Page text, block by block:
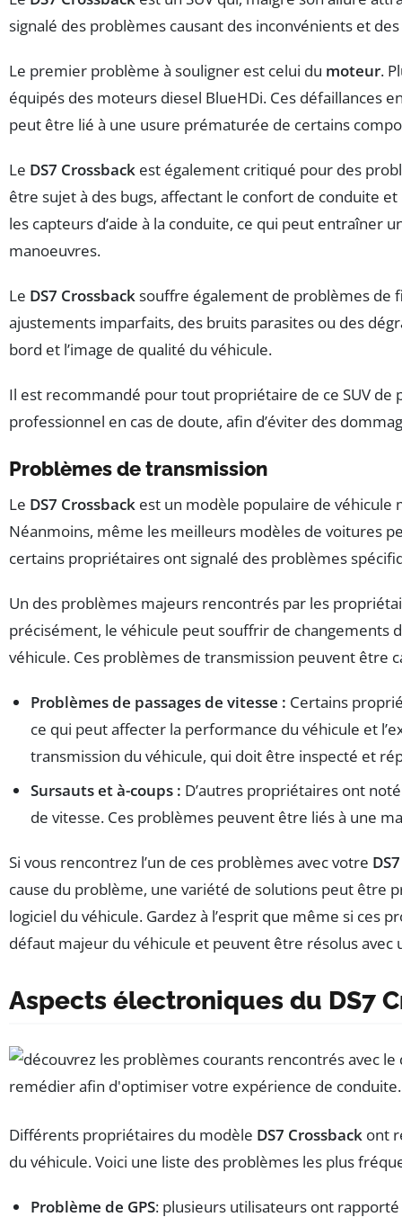
signalé des problèmes causant des inconvénients et
Le premier problème à souligner est celui du moteur.
équipés des moteurs diesel BlueHDi. Ces défaillances
peut être lié à une usure prématurée de certains
Le DS7 Crossback est également critiqué pour des
être sujet à des bugs, affectant le confort de conduite
les capteurs d’aide à la conduite, ce qui peut entraîner
manoeuvres.
Le DS7 Crossback souffre également de problèmes de
ajustements imparfaits, des bruits parasites ou des
bord et l’image de qualité du véhicule.
Il est recommandé pour tout propriétaire de ce SUV
professionnel en cas de doute, afin d’éviter des
Problèmes de transmission
Le DS7 Crossback est un modèle populaire de
Néanmoins, même les meilleurs modèles de voitures
certains propriétaires ont signalé des problèmes
Un des problèmes majeurs rencontrés par les
précisément, le véhicule peut souffrir de changements
véhicule. Ces problèmes de transmission peuvent être
Problèmes de passages de vitesse : Certains
ce qui peut affecter la performance du véhicule et
transmission du véhicule, qui doit être inspecté et
Sursauts et à-coups : D’autres propriétaires ont
de vitesse. Ces problèmes peuvent être liés à une
Si vous rencontrez l’un de ces problèmes avec votre
cause du problème, une variété de solutions peut être
logiciel du véhicule. Gardez à l’esprit que même si ces
défaut majeur du véhicule et peuvent être résolus
Aspects électroniques du DS7
Différents propriétaires du modèle DS7 Crossback ont
du véhicule. Voici une liste des problèmes les plus
Problème de GPS: plusieurs utilisateurs ont